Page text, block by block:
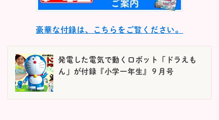
豪華な付録は、こちらをご覧ください。
発電した電気で動くロボット「ドラえも
ん」が付録『小学一年生』９月号